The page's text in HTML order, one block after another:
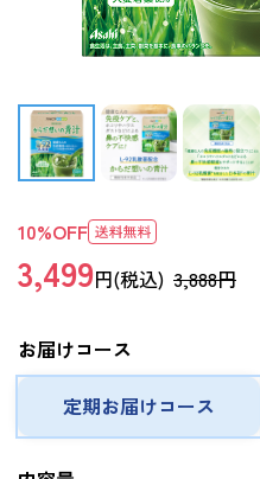
10%OFF
3,499円(税込) 3,888円
お届けコース
定期お届けコース